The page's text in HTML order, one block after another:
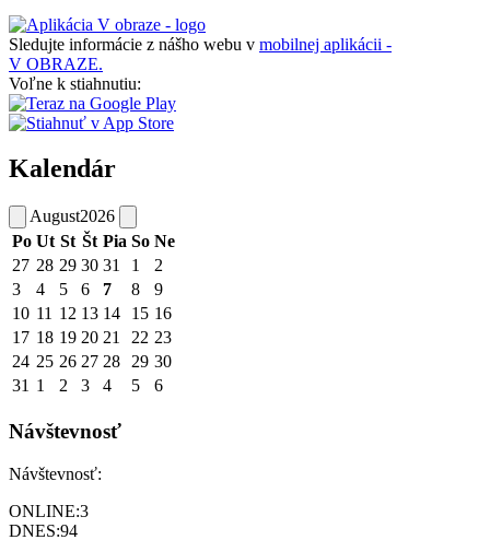
Sledujte informácie z nášho webu v mobilnej aplikácii -
V OBRAZE.
Voľne k stiahnutiu:
Kalendár
August2026
Po Ut St Št Pia So Ne
27 28 29 30 31 1
2
3
4 5 6 7 8
9
10 11 12 13 14 15 16
17 18 19 20 21 22 23
24 25 26 27 28 29 30
31 1 2 3 4 5 6
Návštevnosť
Návštevnosť:
ONLINE:3
DNES:94